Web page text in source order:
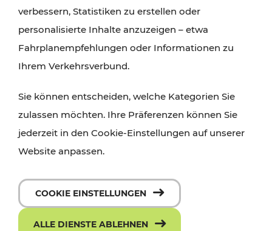
verbessern, Statistiken zu erstellen oder
personalisierte Inhalte anzuzeigen – etwa
Fahrplanempfehlungen oder Informationen zu
Ihrem Verkehrsverbund.
Sie können entscheiden, welche Kategorien Sie
zulassen möchten. Ihre Präferenzen können Sie
jederzeit in den Cookie-Einstellungen auf unserer
Website anpassen.
COOKIE EINSTELLUNGEN
ALLE DIENSTE ABLEHNEN